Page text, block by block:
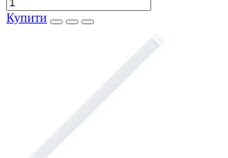
Купити